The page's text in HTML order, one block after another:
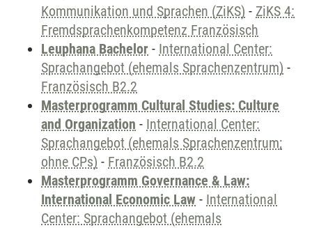
Kommunikation und Sprachen (ZiKS) - ZiKS 4:
Fremdsprachenkompetenz Französisch
Leuphana Bachelor - International Center:
Sprachangebot (ehemals Sprachenzentrum) -
Französisch B2.2
Masterprogramm Cultural Studies: Culture
and Organization - International Center:
Sprachangebot (ehemals Sprachenzentrum;
ohne CPs) - Französisch B2.2
Masterprogramm Governance & Law:
International Economic Law - International
Center: Sprachangebot (ehemals